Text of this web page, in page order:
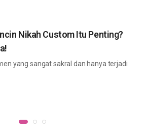
Nikah Custom Itu Penting?
yang sangat sakral dan hanya terjadi